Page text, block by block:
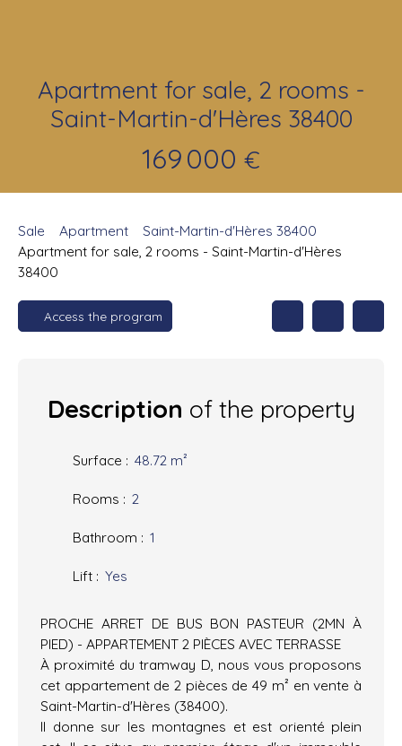
Apartment for sale, 2 rooms -
Saint-Martin-d'Hères 38400
169 000 €
Sale Apartment
Saint-Martin-d'Hères 38400
Apartment for sale, 2 rooms - Saint-Martin-d'Hères
38400
Access the program
Description of the property
Surface : 48.72 m²
Rooms : 2
Bathroom : 1
Lift : Yes
PROCHE ARRET DE BUS BON PASTEUR (2MN À
PIED) - APPARTEMENT 2 PIÈCES AVEC TERRASSE
À proximité du tramway D, nous vous proposons
cet appartement de 2 pièces de 49 m² en vente à
Saint-Martin-d'Hères (38400).
Il donne sur les montagnes et est orienté plein